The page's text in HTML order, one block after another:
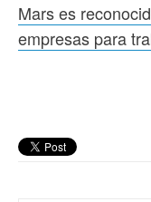
Mars es
empresas para